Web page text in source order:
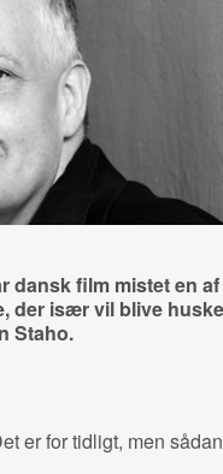
dansk film mistet en
der især vil blive
Staho.
er for tidligt, men